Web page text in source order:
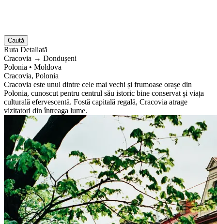
Caută
Ruta Detaliată
Cracovia → Dondușeni
Polonia • Moldova
Cracovia, Polonia
Cracovia este unul dintre cele mai vechi și frumoase orașe din
Polonia, cunoscut pentru centrul său istoric bine conservat și viața
culturală efervescentă. Fostă capitală regală, Cracovia atrage
vizitatori din întreaga lume.